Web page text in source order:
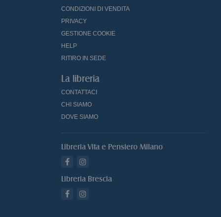
CONDIZIONI DI VENDITA
PRIVACY
GESTIONE COOKIE
HELP
RITIRO IN SEDE
La libreria
CONTATTACI
CHI SIAMO
DOVE SIAMO
Libreria Vita e Pensiero Milano
Libreria Brescia